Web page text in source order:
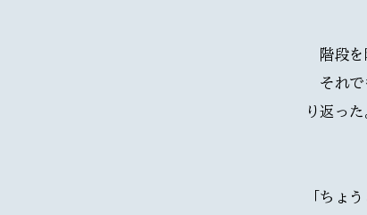
階段を
それで
り返った
「ちょ